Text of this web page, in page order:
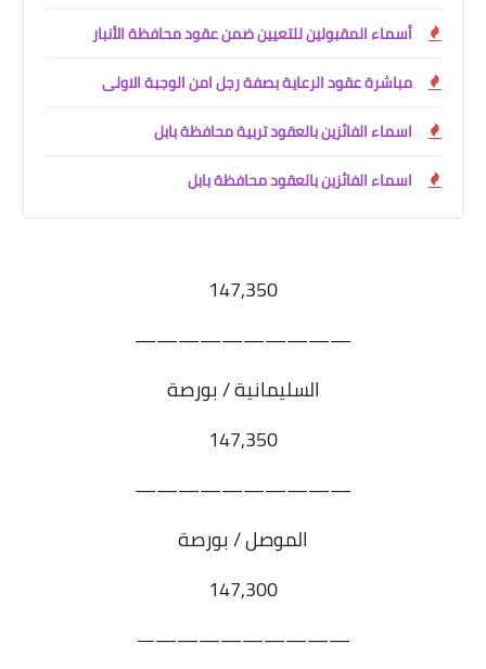
أسماء المقبولين للتعيين ضمن عقود محافظة الأنبار
مباشرة عقود الرعاية بصفة رجل امن الوجبة الاولى
اسماء الفائزين بالعقود تربية محافظة بابل
اسماء الفائزين بالعقود محافظة بابل
147,350
——————————
السليمانية / بورصة
147,350
——————————
الموصل / بورصة
147,300
—————————
—